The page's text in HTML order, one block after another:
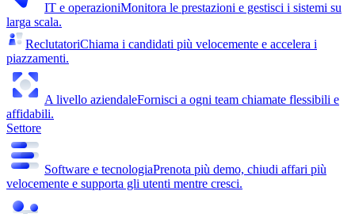
IT e operazioniMonitora le prestazioni e gestisci i sistemi su
larga scala.
ReclutatoriChiama i candidati più velocemente e accelera i
piazzamenti.
A livello aziendaleFornisci a ogni team chiamate flessibili e
affidabili.
Settore
Software e tecnologiaPrenota più demo, chiudi affari più
velocemente e supporta gli utenti mentre cresci.